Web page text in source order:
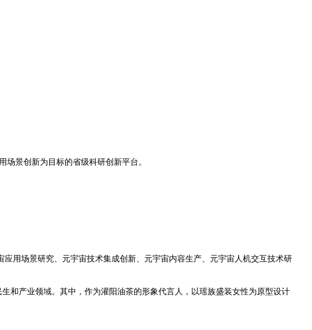
景创新为目标的省级科研创新平台。
用场景研究、元宇宙技术集成创新、元宇宙内容生产、元宇宙人机交互技术研
和产业领域。其中，作为灌阳油茶的形象代言人，以瑶族盛装女性为原型设计